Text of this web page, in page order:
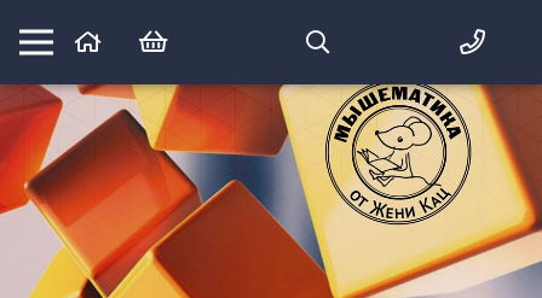
Математика вприпрыжку:
идеи и игры для детей и их родителей